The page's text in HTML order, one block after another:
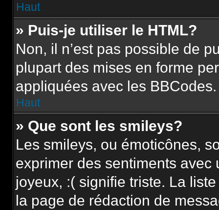
Haut
» Puis-je utiliser le HTML?
Non, il n’est pas possible de
plupart des mises en forme
appliquées avec les BBCodes.
Haut
» Que sont les smileys?
Les smileys, ou émoticônes,
exprimer des sentiments
joyeux, :( signifie triste. La
la page de rédaction de